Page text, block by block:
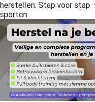
herstellen. Stap voor
sporten.